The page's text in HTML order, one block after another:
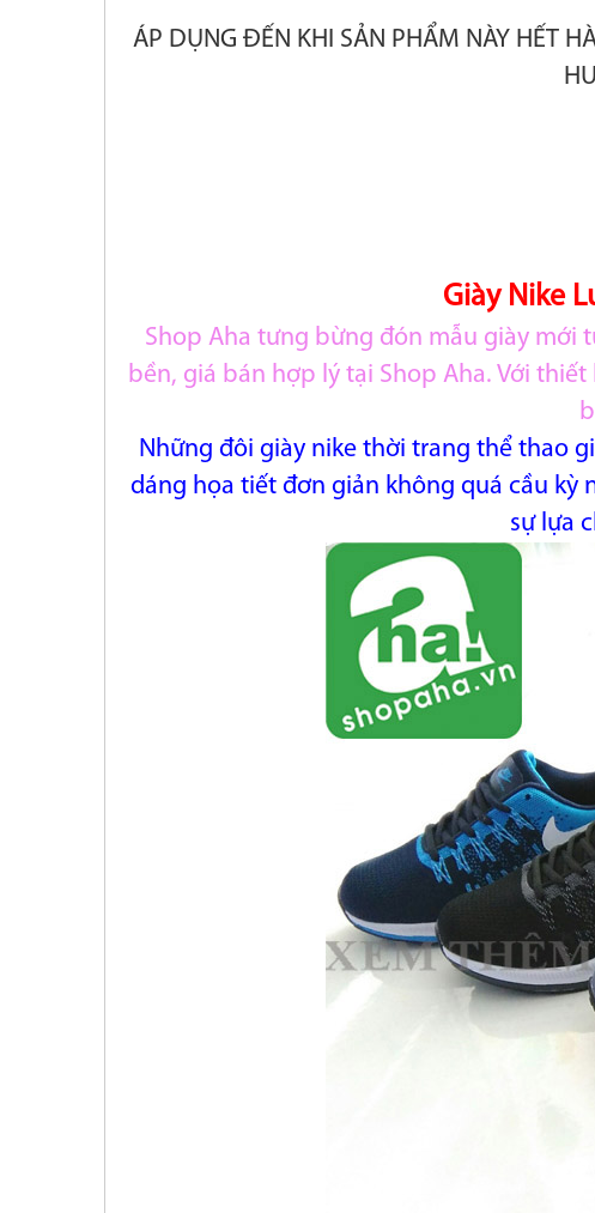
ÁP DỤNG ĐẾN KHI SẢN PHẨM NÀY HẾT
Giày Nike
Shop Aha tưng bừng đón mẫu giày mới
bền, giá bán hợp lý tại Shop Aha. Với
Những đôi giày nike thời trang thể thao
dáng họa tiết đơn giản không quá cầu kỳ
sự lựa